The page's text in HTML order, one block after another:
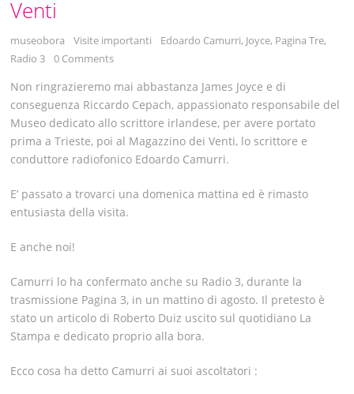
Venti
museobora Visite importanti Edoardo Camurri, Joyce, Pagina Tre,
Radio 3
0 Comments
Non ringrazieremo mai abbastanza James Joyce e di
conseguenza Riccardo Cepach, appassionato responsabile del
Museo dedicato allo scrittore irlandese, per avere portato
prima a Trieste, poi al Magazzino dei Venti, lo scrittore e
conduttore radiofonico Edoardo Camurri.
E’ passato a trovarci una domenica mattina ed è rimasto
entusiasta della visita.
E anche noi!
Camurri lo ha confermato anche su Radio 3, durante la
trasmissione Pagina 3, in un mattino di agosto. Il pretesto è
stato un articolo di Roberto Duiz uscito sul quotidiano La
Stampa e dedicato proprio alla bora.
Ecco cosa ha detto Camurri ai suoi ascoltatori :